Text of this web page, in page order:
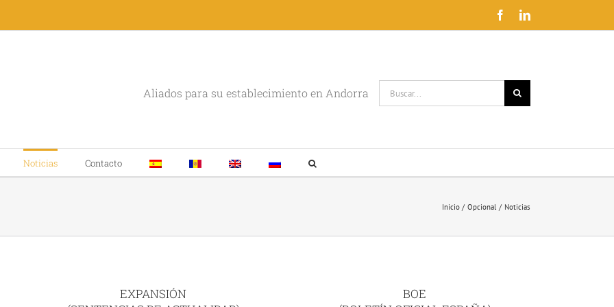
FacebookLinkedIn
Aliados para su establecimiento en Andorra
Noticias Contacto
Inicio Opcional Noticias
EXPANSIÓN
BOE